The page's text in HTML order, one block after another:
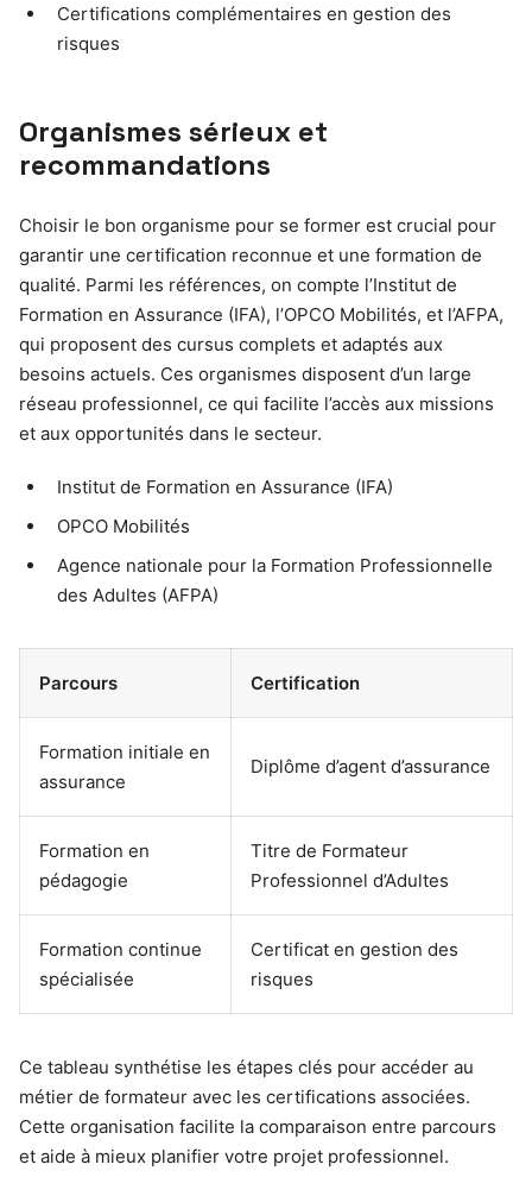
Certifications complémentaires en gestion des
risques
Organismes sérieux et
recommandations
Choisir le bon organisme pour se former est crucial pour
garantir une certification reconnue et une formation de
qualité. Parmi les références, on compte l’Institut de
Formation en Assurance (IFA), l’OPCO Mobilités, et l’AFPA,
qui proposent des cursus complets et adaptés aux
besoins actuels. Ces organismes disposent d’un large
réseau professionnel, ce qui facilite l’accès aux missions
et aux opportunités dans le secteur.
Institut de Formation en Assurance (IFA)
OPCO Mobilités
Agence nationale pour la Formation Professionnelle
des Adultes (AFPA)
Parcours Certification
Formation initiale en
assurance
Diplôme d’agent d’assurance
Formation en
pédagogie
Titre de Formateur
Professionnel d’Adultes
Formation continue
spécialisée
Certificat en gestion des
risques
Ce tableau synthétise les étapes clés pour accéder au
métier de formateur avec les certifications associées.
Cette organisation facilite la comparaison entre parcours
et aide à mieux planifier votre projet professionnel.